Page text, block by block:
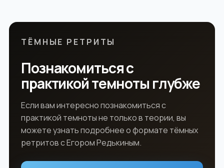
ТЁМНЫЕ РЕТРИТЫ
Познакомиться с
практикой темноты глубже
Если вам интересно познакомиться с
практикой темноты не только в теории, вы
можете узнать подробнее о формате тёмных
ретритов с Егором Редькиным.